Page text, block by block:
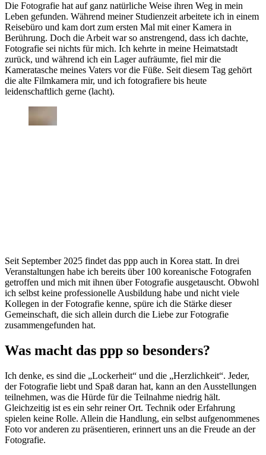
Die Fotografie hat auf ganz natürliche Weise ihren Weg in mein
Leben gefunden. Während meiner Studienzeit arbeitete ich in einem
Reisebüro und kam dort zum ersten Mal mit einer Kamera in
Berührung. Doch die Arbeit war so anstrengend, dass ich dachte,
Fotografie sei nichts für mich. Ich kehrte in meine Heimatstadt
zurück, und während ich ein Lager aufräumte, fiel mir die
Kameratasche meines Vaters vor die Füße. Seit diesem Tag gehört
die alte Filmkamera mir, und ich fotografiere bis heute
leidenschaftlich gerne (lacht).
Seit September 2025 findet das ppp auch in Korea statt. In drei
Veranstaltungen habe ich bereits über 100 koreanische Fotografen
getroffen und mich mit ihnen über Fotografie ausgetauscht. Obwohl
ich selbst keine professionelle Ausbildung habe und nicht viele
Kollegen in der Fotografie kenne, spüre ich die Stärke dieser
Gemeinschaft, die sich allein durch die Liebe zur Fotografie
zusammengefunden hat.
Was macht das ppp so besonders?
Ich denke, es sind die „Lockerheit“ und die „Herzlichkeit“. Jeder,
der Fotografie liebt und Spaß daran hat, kann an den Ausstellungen
teilnehmen, was die Hürde für die Teilnahme niedrig hält.
Gleichzeitig ist es ein sehr reiner Ort. Technik oder Erfahrung
spielen keine Rolle. Allein die Handlung, ein selbst aufgenommenes
Foto vor anderen zu präsentieren, erinnert uns an die Freude an der
Fotografie.